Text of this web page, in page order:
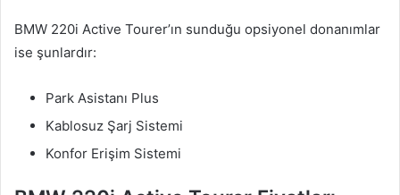
BMW 220i Active Tourer’ın sunduğu opsiyonel donanımlar
ise şunlardır:
Park Asistanı Plus
Kablosuz Şarj Sistemi
Konfor Erişim Sistemi